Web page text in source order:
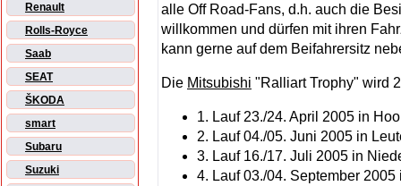
Renault
Rolls-Royce
Saab
SEAT
ŠKODA
smart
Subaru
Suzuki
alle Off Road-Fans, d.h. auch die
willkommen und dürfen mit ihren
kann gerne auf dem Beifahrersitz
Die Mitsubishi "Ralliart Trophy" wird
1. Lauf 23./24. April 2005 in
2. Lauf 04./05. Juni 2005 in
3. Lauf 16./17. Juli 2005 in
4. Lauf 03./04. September